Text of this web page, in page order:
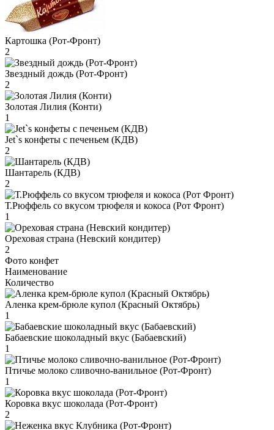
Картошка (Рот-Фронт)
2
Звездный дождь (Рот-Фронт)
2
Золотая Лилия (Конти)
1
Jet`s конфеты с печеньем (КДВ)
2
Шантарель (КДВ)
2
Т.Рюффель со вкусом трюфеля и кокоса (Рот Фронт)
1
Ореховая страна (Невский кондитер)
2
Фото конфет
Наименование
Количество
Аленка крем-брюле купол (Красный Октябрь)
1
Бабаевские шоколадный вкус (Бабаевский)
1
Птичье молоко сливочно-ванильное (Рот-Фронт)
1
Коровка вкус шоколада (Рот-Фронт)
2